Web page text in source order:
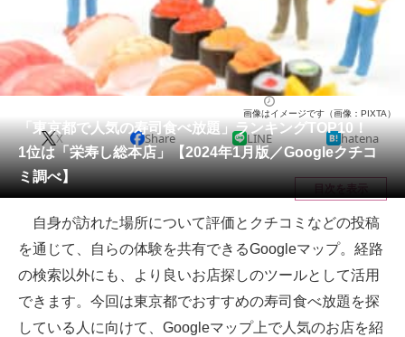
地域
住まい 教育・育児
動物 リサーチ
会員記事
メディア
注目記事を集めた総合ページ
ITの今と未来を見通す
スマホと通信の最新トレンド
進化するPCとデバイスの未来
「東京都で人気の寿司食べ放題」ランキングTOP10！
1位は「栄寿し総本店」【2024年1月版／Googleクチコ
ミ調べ】
画像はイメージです（画像：PIXTA）
X Share LINE hatena
目次を表示
自身が訪れた場所について評価とクチコミなどの投稿
を通じて、自らの体験を共有できるGoogleマップ。経路
の検索以外にも、より良いお店探しのツールとして活用
できます。今回は東京都でおすすめの寿司食べ放題を探
している人に向けて、Googleマップ上で人気のお店を紹